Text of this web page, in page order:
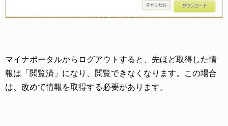
マイナポータルからログアウトすると、先ほど取得した情
報は「閲覧済」になり、閲覧できなくなります。この場合
は、改めて情報を取得する必要があります。